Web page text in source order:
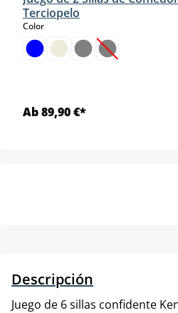
Terciopelo
Colorselect
(Esta opción no
Ab 89,90 €*
Descripción
Juego de 6 sillas confidente